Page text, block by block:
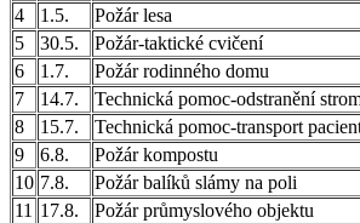
4 1.5. Požár lesa
5
30.5. Požár-taktické cvičení
6
1.7. Požár rodinného domu
7
14.7. Technická pomoc-odstranění
8
15.7. Technická pomoc-transport
9
6.8. Požár kompostu
10 7.8. Požár balíků slámy na poli
11 17.8. Požár průmyslového objektu